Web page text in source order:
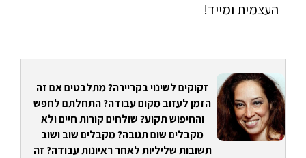
העצמית ומייד!
זקוקים לשינוי בקריירה? מתלבטים אם זה
הזמן לעזוב מקום עבודה? התחלתם לחפש
והחיפוש תקוע? שולחים קורות חיים ולא
מקבלים שום תגובה? מקבלים שוב ושוב
תשובות שליליות לאחר ראיונות עבודה? זה